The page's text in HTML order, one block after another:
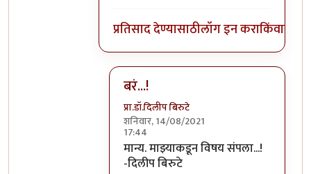
प्रतिसाद देण्यासाठीलॉग इन कराकिंवा
बरं...!
प्रा.डॉ.दिलीप बिरुटे
शनिवार, 14/08/2021
17:44
In reply toठीक आहेbyगॉडजिला
मान्य. माझ्याकडून विषय संपला...!
-दिलीप बिरुटे